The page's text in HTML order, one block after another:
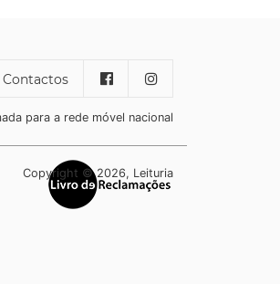
Contactos
para a rede móvel nacional
Copyright © 2026, Leituria